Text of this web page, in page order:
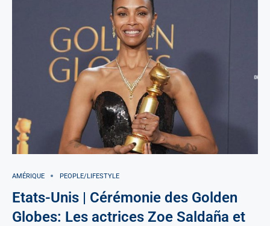
AMÉRIQUE PEOPLE/LIFESTYLE
Etats-Unis | Cérémonie des Golden
Globes: Les actrices Zoe Saldaña et